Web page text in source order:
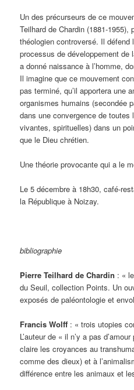
Un des précurseurs de ce
Teilhard de Chardin (1881-1955),
théologien controversé. Il défend
processus de développement de
a donné naissance à l’homme,
Il imagine que ce mouvement
pas terminé, qu’il apportera une
organismes humains (secondée
dans une convergence de toutes
vivantes, spirituelles) dans un
que le Dieu chrétien.
Une théorie provocante qui a le
Le 5 décembre à 18h30, café-
la République à Noizay.
bibliographie
Pierre Teilhard de Chardin : «
du Seuil, collection Points. Un
exposés de paléontologie et
Francis Wolff : « trois utopies
L’auteur de « il n’y a pas
claire les croyances au
comme des dieux) et à
différence entre les animaux et